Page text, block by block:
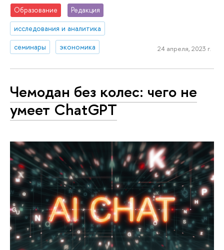
Образование
Редакция
исследования и аналитика
семинары
экономика 24 апреля, 2023 г.
Чемодан без колес: чего не
умеет ChatGPT